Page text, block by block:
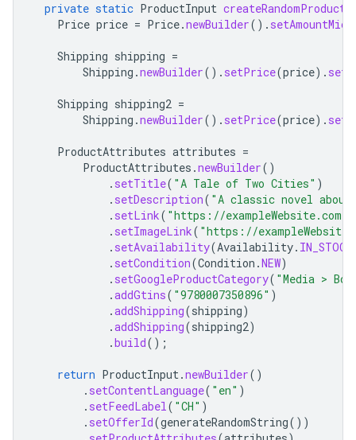
private static ProductInput createRandomProduct
Price price = Price.newBuilder().
Shipping shipping =
Shipping .newBuilder(). setPrice(price).
Shipping shipping2 =
Shipping .newBuilder(). setPrice(price).
ProductAttributes attributes =
ProductAttributes .newBuilder()
. setTitle( "A Tale of Two Cities" )
. setDescription( "A classic novel
. setLink( "https://
. setImageLink( "https://
. setAvailability(Availability. IN_STOCK
. setCondition(Condition .NEW)
. setGoogleProductCategory( "Media >
.addGtins( "9780007350896" )
.addShipping(shipping)
.addShipping(shipping2)
.build();
return ProductInput.newBuilder()
. setContentLanguage( "en" )
. setFeedLabel( "CH" )
. setOfferId(generateRandomString())